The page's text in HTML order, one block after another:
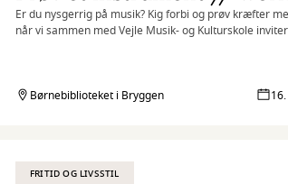
Er du nysgerrig på musik? Kig forbi og prøv kræfter
når vi sammen med Vejle Musik- og Kulturskole
Børnebiblioteket i Bryggen
FRITID OG LIVSSTIL